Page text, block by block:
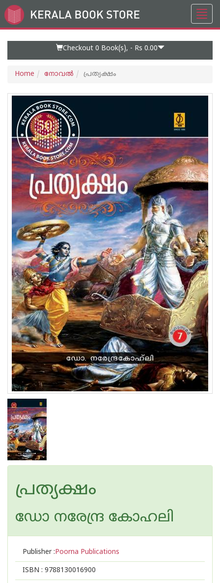
Go
to
Checkout 0 Book(s), - Rs 0.00
Home നോവല്‍ പ്രത്യക്ഷം
പ്രത്യക്ഷം
ഡോ നരേന്ദ്ര കോഹലി
Publisher :Poorna Publications
ISBN : 9788130016900